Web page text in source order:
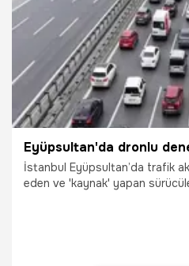
16.03.2026 Gündem
İstanbul Eyüpsultan’da trafik
eden ve 'kaynak' yapan